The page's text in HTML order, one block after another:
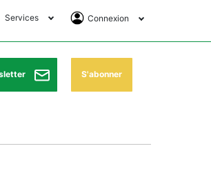
Services
prières
de garde
Connexion
Se Connecter
AbonnementS'abonner